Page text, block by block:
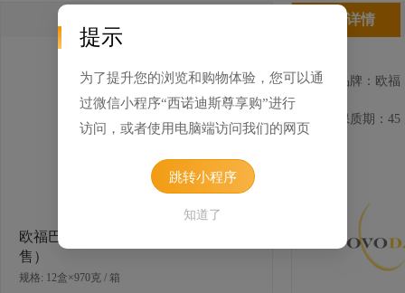
欧福巴氏杀菌蛋白液（东区+西区可
售）
规格: 12盒×970克 / 箱
产品详情
品牌：欧福
保质期：45
提示
为了提升您的浏览和购物体验，您可以通
过微信小程序“西诺迪斯尊享购”进行
访问，或者使用电脑端访问我们的网页
跳转小程序
知道了